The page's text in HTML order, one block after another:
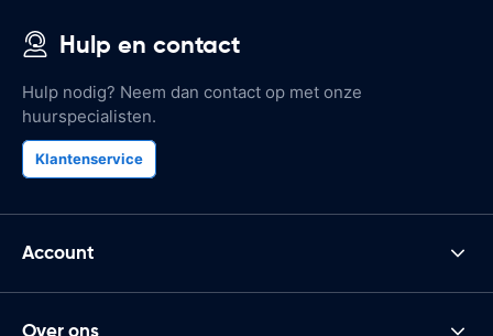
Hulp en contact
Hulp nodig? Neem dan contact op met onze
huurspecialisten.
Klantenservice
Account
Over ons